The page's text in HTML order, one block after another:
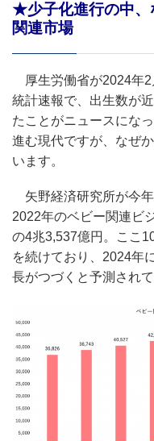
★少子化進行の中、
関連市場
厚生労働省が2024年2
統計速報で、出生数が
たことがニュースにな
進む現代ですが、なぜ
います。
矢野経済研究所が今年
2022年のベビー関連ビ
の4兆3,537億円。ここ
を続けており、2024年
長がつづくと予測されて